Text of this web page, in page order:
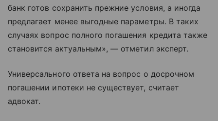
банк готов сохранить прежние условия, а иногда
предлагает менее выгодные параметры. В таких
случаях вопрос полного погашения кредита также
становится актуальным», — отметил эксперт.
Универсального ответа на вопрос о досрочном
погашении ипотеки не существует, считает
адвокат.